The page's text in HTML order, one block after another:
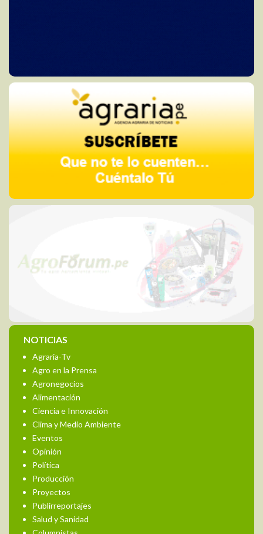
NOTICIAS
Agraria-Tv
Agro en la Prensa
Agronegocios
Alimentación
Ciencia e Innovación
Clima y Medio Ambiente
Eventos
Opinión
Política
Producción
Proyectos
Publirreportajes
Salud y Sanidad